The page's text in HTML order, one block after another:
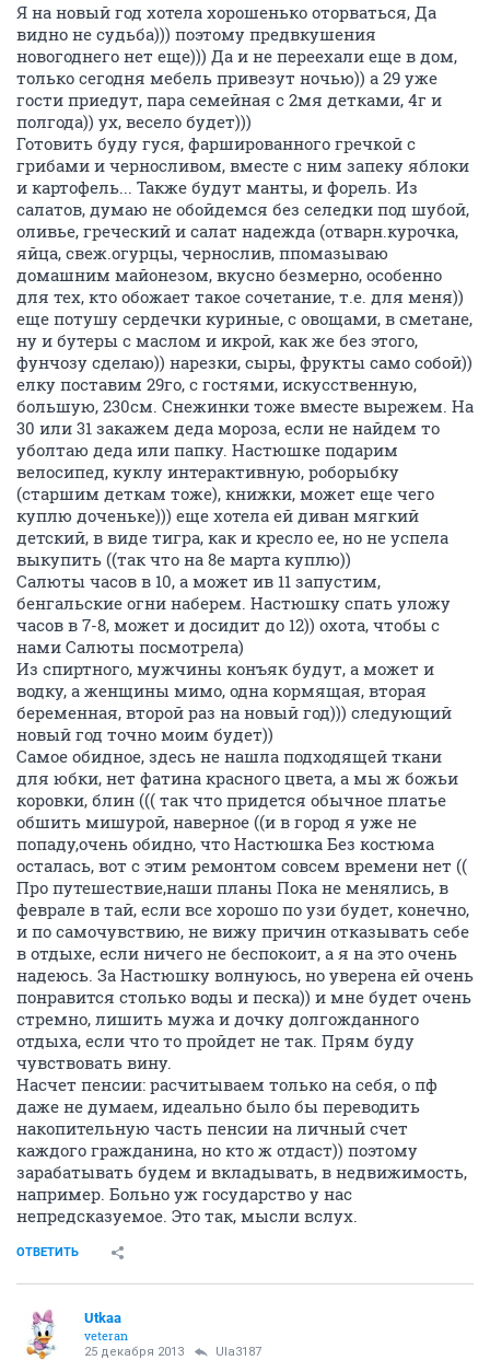
Я на новый год хотела хорошенько оторваться, Да
видно не судьба))) поэтому предвкушения
новогоднего нет еще))) Да и не переехали еще в дом,
только сегодня мебель привезут ночью)) а 29 уже
гости приедут, пара семейная с 2мя детками, 4г и
полгода)) ух, весело будет)))
Готовить буду гуся, фаршированного гречкой с
грибами и черносливом, вместе с ним запеку яблоки
и картофель... Также будут манты, и форель. Из
салатов, думаю не обойдемся без селедки под шубой,
оливье, греческий и салат надежда (отварн.курочка,
яйца, свеж.огурцы, чернослив, ппомазываю
домашним майонезом, вкусно безмерно, особенно
для тех, кто обожает такое сочетание, т.е. для меня))
еще потушу сердечки куриные, с овощами, в сметане,
ну и бутеры с маслом и икрой, как же без этого,
фунчозу сделаю)) нарезки, сыры, фрукты само собой))
елку поставим 29го, с гостями, искусственную,
большую, 230см. Снежинки тоже вместе вырежем. На
30 или 31 закажем деда мороза, если не найдем то
уболтаю деда или папку. Настюшке подарим
велосипед, куклу интерактивную, роборыбку
(старшим деткам тоже), книжки, может еще чего
куплю доченьке))) еще хотела ей диван мягкий
детский, в виде тигра, как и кресло ее, но не успела
выкупить ((так что на 8е марта куплю))
Салюты часов в 10, а может ив 11 запустим,
бенгальские огни наберем. Настюшку спать уложу
часов в 7-8, может и досидит до 12)) охота, чтобы с
нами Салюты посмотрела)
Из спиртного, мужчины конъяк будут, а может и
водку, а женщины мимо, одна кормящая, вторая
беременная, второй раз на новый год))) следующий
новый год точно моим будет))
Самое обидное, здесь не нашла подходящей ткани
для юбки, нет фатина красного цвета, а мы ж божьи
коровки, блин ((( так что придется обычное платье
обшить мишурой, наверное ((и в город я уже не
попаду,очень обидно, что Настюшка Без костюма
осталась, вот с этим ремонтом совсем времени нет ((
Про путешествие,наши планы Пока не менялись, в
феврале в тай, если все хорошо по узи будет, конечно,
и по самочувствию, не вижу причин отказывать себе
в отдыхе, если ничего не беспокоит, а я на это очень
надеюсь. За Настюшку волнуюсь, но уверена ей очень
понравится столько воды и песка)) и мне будет очень
стремно, лишить мужа и дочку долгожданного
отдыха, если что то пройдет не так. Прям буду
чувствовать вину.
Насчет пенсии: расчитываем только на себя, о пф
даже не думаем, идеально было бы переводить
накопительную часть пенсии на личный счет
каждого гражданина, но кто ж отдаст)) поэтому
зарабатывать будем и вкладывать, в недвижимость,
например. Больно уж государство у нас
непредсказуемое. Это так, мысли вслух.
ОТВЕТИТЬ
Utkaa
veteran
25 декабря 2013 Ula3187